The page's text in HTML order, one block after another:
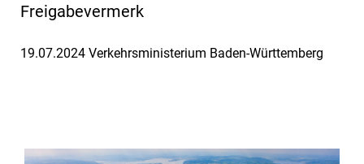
Freigabevermerk
19.07.2024 Verkehrsministerium Baden-Württemberg